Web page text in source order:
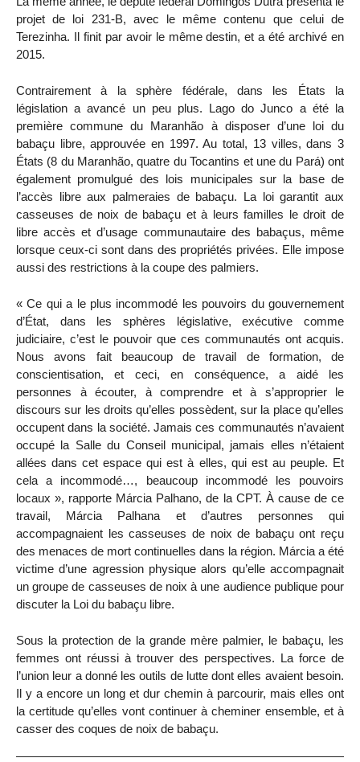
projet de loi 231-B, avec le même contenu que celui de
Terezinha. Il finit par avoir le même destin, et a été archivé en
2015.
Contrairement à la sphère fédérale, dans les États la
législation a avancé un peu plus. Lago do Junco a été la
première commune du Maranhão à disposer d’une loi du
babaçu libre, approuvée en 1997. Au total, 13 villes, dans 3
États (8 du Maranhão, quatre du Tocantins et une du Pará) ont
également promulgué des lois municipales sur la base de
l’accès libre aux palmeraies de babaçu. La loi garantit aux
casseuses de noix de babaçu et à leurs familles le droit de
libre accès et d’usage communautaire des babaçus, même
lorsque ceux-ci sont dans des propriétés privées. Elle impose
aussi des restrictions à la coupe des palmiers.
« Ce qui a le plus incommodé les pouvoirs du gouvernement
d’État, dans les sphères législative, exécutive comme
judiciaire, c’est le pouvoir que ces communautés ont acquis.
Nous avons fait beaucoup de travail de formation, de
conscientisation, et ceci, en conséquence, a aidé les
personnes à écouter, à comprendre et à s’approprier le
discours sur les droits qu’elles possèdent, sur la place qu’elles
occupent dans la société. Jamais ces communautés n’avaient
occupé la Salle du Conseil municipal, jamais elles n’étaient
allées dans cet espace qui est à elles, qui est au peuple. Et
cela a incommodé…, beaucoup incommodé les pouvoirs
locaux », rapporte Márcia Palhano, de la CPT. À cause de ce
travail, Márcia Palhana et d’autres personnes qui
accompagnaient les casseuses de noix de babaçu ont reçu
des menaces de mort continuelles dans la région. Márcia a été
victime d’une agression physique alors qu’elle accompagnait
un groupe de casseuses de noix à une audience publique pour
discuter la Loi du babaçu libre.
Sous la protection de la grande mère palmier, le babaçu, les
femmes ont réussi à trouver des perspectives. La force de
l’union leur a donné les outils de lutte dont elles avaient besoin.
Il y a encore un long et dur chemin à parcourir, mais elles ont
la certitude qu’elles vont continuer à cheminer ensemble, et à
casser des coques de noix de babaçu.